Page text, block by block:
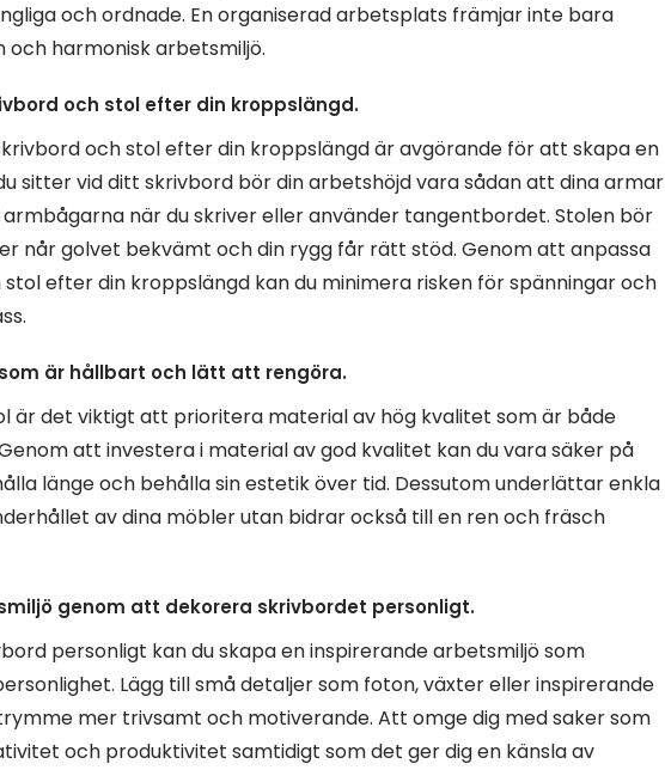
och ordnade. En organiserad arbetsplats främjar inte bara
harmonisk arbetsmiljö.
och stol efter din kroppslängd.
och stol efter din kroppslängd är avgörande för att skapa en
sitter vid ditt skrivbord bör din arbetshöjd vara sådan att dina armar
armbågarna när du skriver eller använder tangentbordet. Stolen bör
når golvet bekvämt och din rygg får rätt stöd. Genom att anpassa
efter din kroppslängd kan du minimera risken för spänningar och
är hållbart och lätt att rengöra.
är det viktigt att prioritera material av hög kvalitet som är både
att investera i material av god kvalitet kan du vara säker på
länge och behålla sin estetik över tid. Dessutom underlättar enkla
av dina möbler utan bidrar också till en ren och fräsch
genom att dekorera skrivbordet personligt.
personligt kan du skapa en inspirerande arbetsmiljö som
Lägg till små detaljer som foton, växter eller inspirerande
mer trivsamt och motiverande. Att omge dig med saker som
och produktivitet samtidigt som det ger dig en känsla av